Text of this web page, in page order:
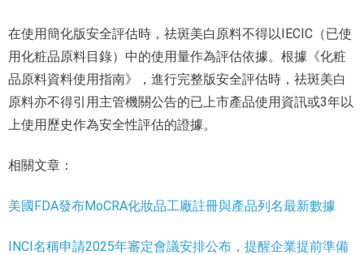
在使用簡化版安全評估時，祛斑美白原料不得以IECIC（已使
用化粧品原料目錄）中的使用量作為評估依據。根據《化粧
品原料資料使用指南》，進行完整版安全評估時，祛斑美白
原料亦不得引用主管機關公告的已上市產品使用資訊或3年以
上使用歷史作為安全性評估的證據。
相關文章：
美國FDA發布MoCRA化妝品工廠註冊與產品列名最新數據
INCI名稱申請2025年審定會議安排公布，提醒企業提前準備